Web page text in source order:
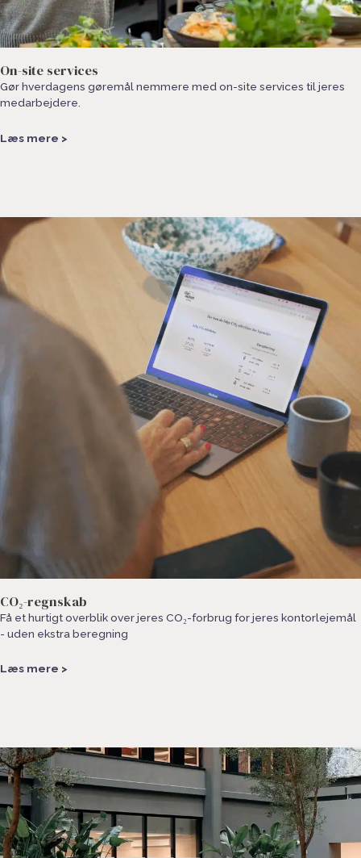
On-site services
Gør hverdagens gøremål nemmere med on-site services til jeres
medarbejdere.
Læs mere >
CO₂-regnskab
Få et hurtigt overblik over jeres CO₂-forbrug for jeres kontorlejemål
- uden ekstra beregning
Læs mere >